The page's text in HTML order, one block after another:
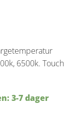
6500k. Touch
3-7 dager
- Antidugg antall